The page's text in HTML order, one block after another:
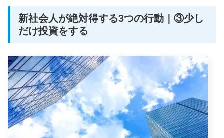
新社会人が絶対得する3つの行動｜③少し
だけ投資をする